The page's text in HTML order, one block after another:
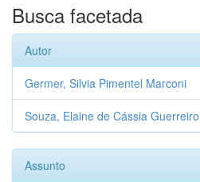
Busca facetada
Autor
Germer, Silvia Pimentel Marconi
Souza, Elaine de Cássia Guerreiro
Assunto